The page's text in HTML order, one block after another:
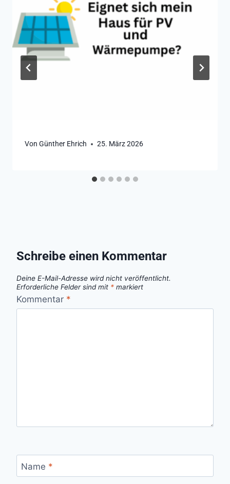
Von Günther Ehrich 25. März 2026
Schreibe einen Kommentar
Deine E-Mail-Adresse wird nicht veröffentlicht.
Erforderliche Felder sind mit * markiert
Kommentar *
Name *